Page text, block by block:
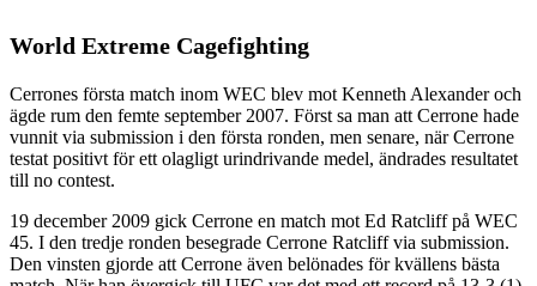
World Extreme Cagefighting
Cerrones första match inom WEC blev mot Kenneth Alexander och
ägde rum den femte september 2007. Först sa man att Cerrone hade
vunnit via submission i den första ronden, men senare, när Cerrone
testat positivt för ett olagligt urindrivande medel, ändrades resultatet
till no contest.
19 december 2009 gick Cerrone en match mot Ed Ratcliff på WEC
45. I den tredje ronden besegrade Cerrone Ratcliff via submission.
Den vinsten gjorde att Cerrone även belönades för kvällens bästa